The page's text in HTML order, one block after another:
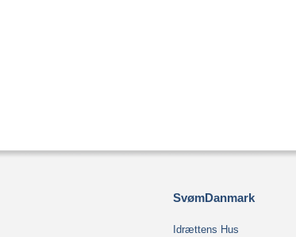
SvømDanmark
Idrættens Hus